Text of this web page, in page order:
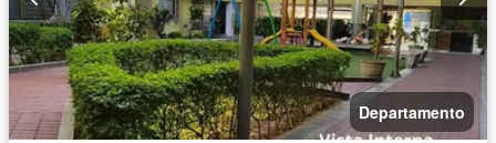
Departamento